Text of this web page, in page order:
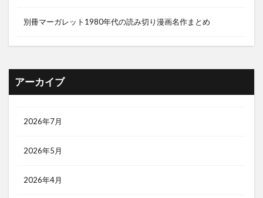
別冊マーガレット1980年代の読み切り漫画名作まとめ
アーカイブ
2026年7月
2026年5月
2026年4月